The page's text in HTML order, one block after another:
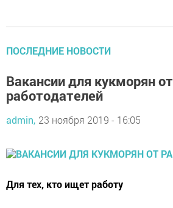
ПОСЛЕДНИЕ НОВОСТИ
Вакансии для кукморян от
работодателей
admin, 23 ноября 2019 - 16:05
Для тех, кто ищет работу